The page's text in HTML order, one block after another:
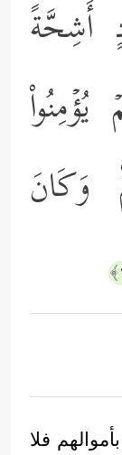
أَشِحَّةً
وَكَانَ
فلا